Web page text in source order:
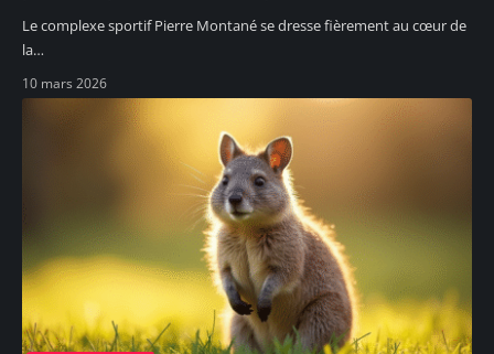
Le complexe sportif Pierre Montané se dresse fièrement au cœur de
la…
10 mars 2026